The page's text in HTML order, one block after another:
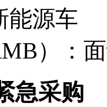
能源车
）：
急采购